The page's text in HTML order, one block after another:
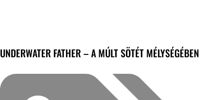
UNDERWATER FATHER – A MÚLT SÖTÉT MÉLYSÉGÉBEN